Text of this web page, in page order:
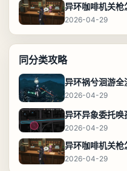
异环咖啡机关枪
2026-04-29
同分类攻略
异环祸兮洄游全
2026-04-29
2026-04-29
异环咖啡机关枪
2026-04-29